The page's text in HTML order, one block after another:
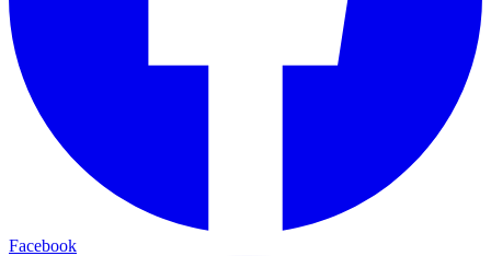
Facebook